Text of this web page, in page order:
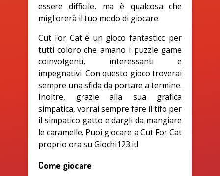
essere difficile, ma è qualcosa che
migliorerà il tuo modo di giocare.
Cut For Cat è un gioco fantastico per
tutti coloro che amano i puzzle game
coinvolgenti, interessanti e
impegnativi. Con questo gioco troverai
sempre una sfida da portare a termine.
Inoltre, grazie alla sua grafica
simpatica, vorrai sempre fare il tifo per
il simpatico gatto e dargli da mangiare
le caramelle. Puoi giocare a Cut For Cat
proprio ora su Giochi123.it!
Come giocare